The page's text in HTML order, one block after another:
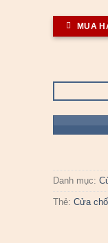
MUA
Danh mục:
Thẻ:Cửa